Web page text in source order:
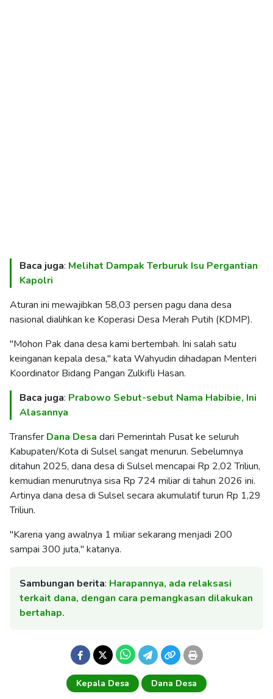
Baca juga: Melihat Dampak Terburuk Isu Pergantian
Kapolri
Aturan ini mewajibkan 58,03 persen pagu dana desa
nasional dialihkan ke Koperasi Desa Merah Putih (KDMP).
"Mohon Pak dana desa kami bertembah. Ini salah satu
keinganan kepala desa," kata Wahyudin dihadapan Menteri
Koordinator Bidang Pangan Zulkifli Hasan.
Baca juga: Prabowo Sebut-sebut Nama Habibie, Ini
Alasannya
Transfer Dana Desa dari Pemerintah Pusat ke seluruh
Kabupaten/Kota di Sulsel sangat menurun. Sebelumnya
ditahun 2025, dana desa di Sulsel mencapai Rp 2,02 Triliun,
kemudian menurutnya sisa Rp 724 miliar di tahun 2026 ini.
Artinya dana desa di Sulsel secara akumulatif turun Rp 1,29
Triliun.
"Karena yang awalnya 1 miliar sekarang menjadi 200
sampai 300 juta," katanya.
Sambungan berita: Harapannya, ada relaksasi
terkait dana, dengan cara pemangkasan dilakukan
bertahap.
Kepala Desa Dana Desa